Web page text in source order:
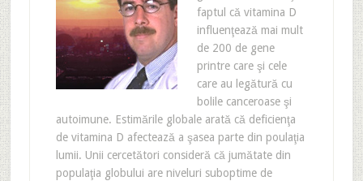
faptul că vitamina D
influenţează mai mult
de 200 de gene
printre care şi cele
care au legătură cu
bolile canceroase şi
autoimune. Estimările globale arată că deficienţa
de vitamina D afectează a şasea parte din poulaţia
lumii. Unii cercetători consideră că jumătate din
populaţia globului are niveluri suboptime de